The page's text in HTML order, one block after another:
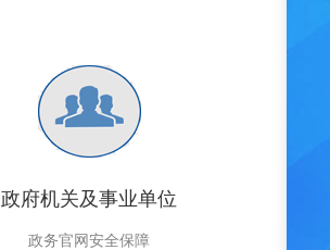
政府机关及事业单位
政务官网安全保障